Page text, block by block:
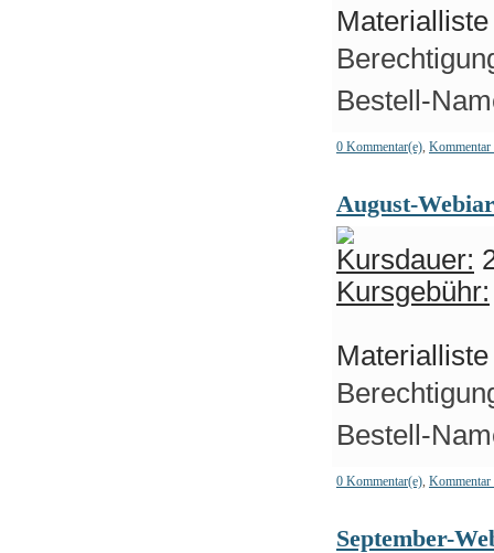
Bestell-
0 Kommentar(e), Kommentar
August-
Kursdauer:
Kursgebühr:
Bestell-
0 Kommentar(e), Kommentar
September-